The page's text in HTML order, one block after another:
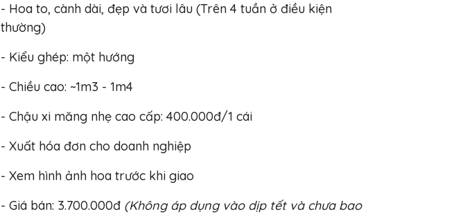
- Hoa to, cành dài, đẹp và tươi lâu (Trên 4 tuần ở điều kiện
thường)
- Kiểu ghép: một hướng
- Chiều cao: ~1m3 - 1m4
- Chậu xi măng nhẹ cao cấp: 400.000đ/1 cái
- Xuất hóa đơn cho doanh nghiệp
- Xem hình ảnh hoa trước khi giao
- Giá bán: 3.700.000đ (Không áp dụng vào dịp tết và chưa bao